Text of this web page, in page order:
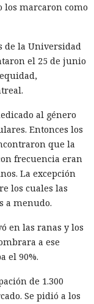
de octubre; la
robadas para
información de al
encuentran
Marcus,
en el caso de
de más
a Ticketmaster
a cuentas
de registro de
licencias de
a las
los marcaron como
de la Universidad
el 25 de junio
al género
Entonces los
que la
frecuencia eran
La excepción
los cuales las
a menudo.
en las ranas y los
a ese
el 90%.
de 1.300
Se pidió a los